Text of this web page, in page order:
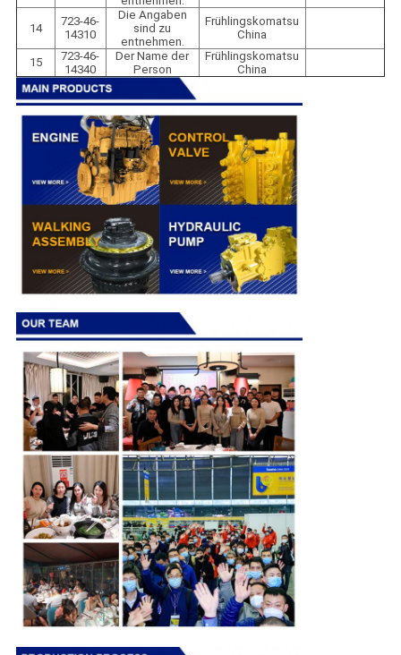
14
723-46-
14310
Die Angaben
sind zu
entnehmen.
Frühlingskomatsu
China
15
723-46-
14340
Der Name der
Person
Frühlingskomatsu
China